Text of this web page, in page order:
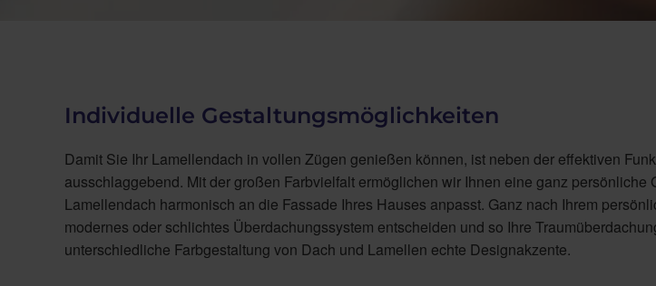
Individuelle Gestaltungsmöglichkeiten
Damit Sie Ihr Lamellendach in vollen Zügen genießen können, ist neben der effektiven
ausschlaggebend. Mit der großen Farbvielfalt ermöglichen wir Ihnen eine ganz persönliche
Lamellendach harmonisch an die Fassade Ihres Hauses anpasst. Ganz nach Ihrem
modernes oder schlichtes Überdachungssystem entscheiden und so Ihre
unterschiedliche Farbgestaltung von Dach und Lamellen echte Designakzente.